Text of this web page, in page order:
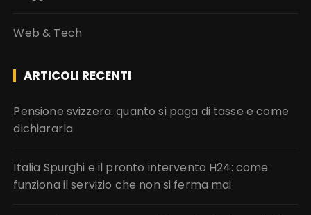
Web & Tech
ARTICOLI RECENTI
Pensione svizzera: quanto si paga di tasse e come
dichiararla
Italia Spurghi e il pronto intervento H24: come
funziona il servizio che non si ferma mai